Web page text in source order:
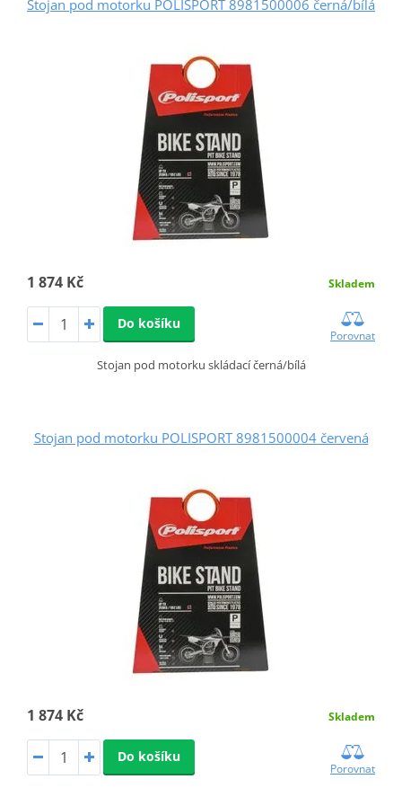
Stojan pod motorku POLISPORT 8981500006 černá/bílá
1 874 Kč Skladem
Do košíku
Porovnat
Stojan pod motorku skládací černá/bílá
Stojan pod motorku POLISPORT 8981500004 červená
1 874 Kč Skladem
Do košíku
Porovnat